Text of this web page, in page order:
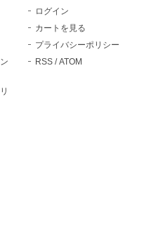
ログイン
カートを見る
プライバシーポリシー
RSS/ATOM